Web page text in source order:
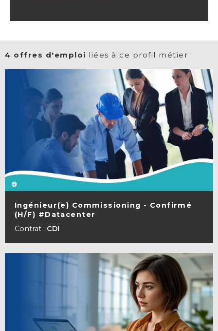
4 offres d'emploi liées à ce profil métier
Ingénieur(e) Commissioning - Confirmé
(H/F) #Datacenter
Contrat : CDI